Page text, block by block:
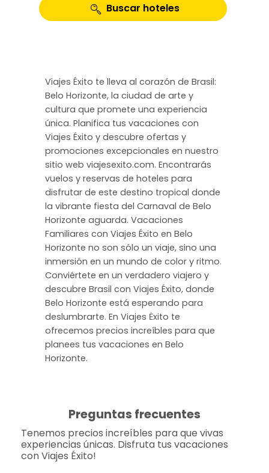
Buscar hoteles
Viajes Éxito te lleva al corazón de Brasil:
Belo Horizonte, la ciudad de arte y
cultura que promete una experiencia
única. Planifica tus vacaciones con
Viajes Éxito y descubre ofertas y
promociones excepcionales en nuestro
sitio web viajesexito.com. Encontrarás
vuelos y reservas de hoteles para
disfrutar de este destino tropical donde
la vibrante fiesta del Carnaval de Belo
Horizonte aguarda. Vacaciones
Familiares con Viajes Éxito en Belo
Horizonte no son sólo un viaje, sino una
inmersión en un mundo de color y ritmo.
Conviértete en un verdadero viajero y
descubre Brasil con Viajes Éxito, donde
Belo Horizonte está esperando para
deslumbrarte. En Viajes Ėxito te
ofrecemos precios increíbles para que
planees tus vacaciones en Belo
Horizonte.
Preguntas frecuentes
Tenemos precios increíbles para que vivas
experiencias únicas. Disfruta tus vacaciones
con Viajes Éxito!